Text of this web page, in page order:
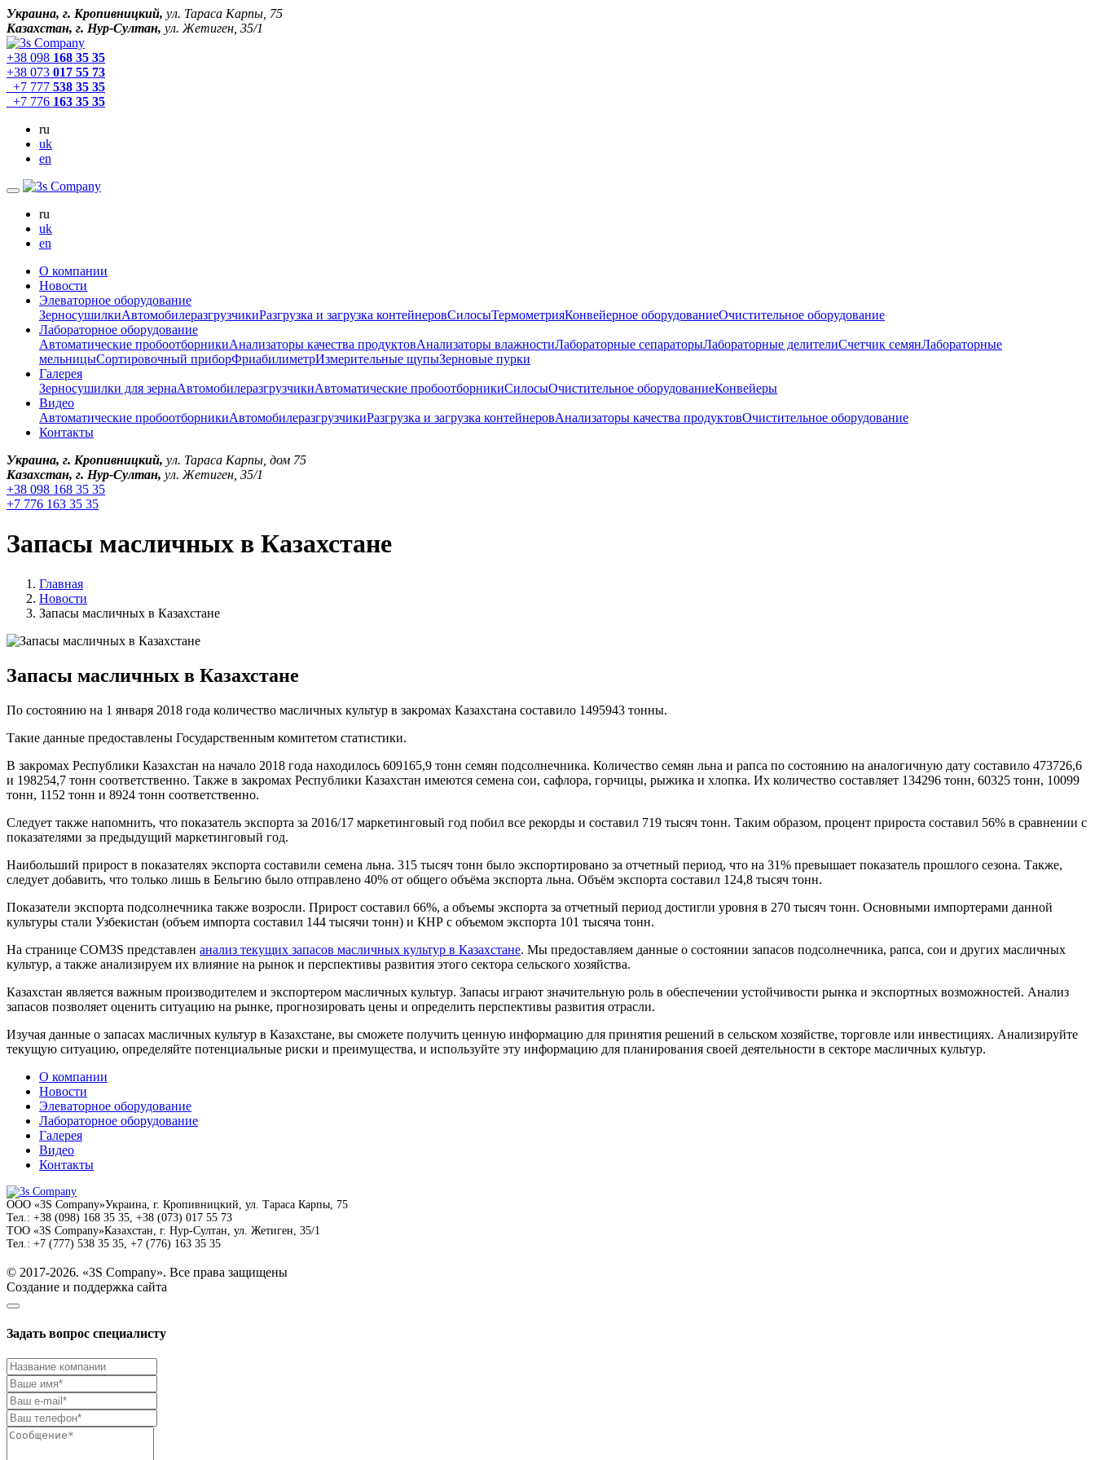
Украина, г. Кропивницкий, ул. Тараса Карпы, 75
Казахстан, г. Нур-Султан, ул. Жетиген, 35/1
+38 098 168 35 35
+38 073 017 55 73
+7 777 538 35 35
+7 776 163 35 35
ru
uk
en
ru
uk
en
О компании
Новости
Элеваторное оборудование
ЗерносушилкиАвтомобилеразгрузчикиРазгрузка и загрузка контейнеровСилосыТермометрияКонвейерное оборудованиеОчистительное оборудование
Лабораторное оборудование
Автоматические пробоотборникиАнализаторы качества продуктовАнализаторы влажностиЛабораторные сепараторыЛабораторные делителиСчетчик семянЛабораторные
мельницыСортировочный приборФриабилиметрИзмерительные щупыЗерновые пурки
Галерея
Зерносушилки для зернаАвтомобилеразгрузчикиАвтоматические пробоотборникиСилосыОчистительное оборудованиеКонвейеры
Видео
Автоматические пробоотборникиАвтомобилеразгрузчикиРазгрузка и загрузка контейнеровАнализаторы качества продуктовОчистительное оборудование
Контакты
Украина, г. Кропивницкий, ул. Тараса Карпы, дом 75
Казахстан, г. Нур-Султан, ул. Жетиген, 35/1
+38 098 168 35 35
+7 776 163 35 35
Запасы масличных в Казахстане
Главная
Новости
Запасы масличных в Казахстане
Запасы масличных в Казахстане
По состоянию на 1 января 2018 года количество масличных культур в закромах Казахстана составило 1495943 тонны.
Такие данные предоставлены Государственным комитетом статистики.
В закромах Республики Казахстан на начало 2018 года находилось 609165,9 тонн семян подсолнечника. Количество семян льна и рапса по состоянию на аналогичную дату составило 473726,6
и 198254,7 тонн соответственно. Также в закромах Республики Казахстан имеются семена сои, сафлора, горчицы, рыжика и хлопка. Их количество составляет 134296 тонн, 60325 тонн, 10099
тонн, 1152 тонн и 8924 тонн соответственно.
Следует также напомнить, что показатель экспорта за 2016/17 маркетинговый год побил все рекорды и составил 719 тысяч тонн. Таким образом, процент прироста составил 56% в сравнении с
показателями за предыдущий маркетинговый год.
Наибольший прирост в показателях экспорта составили семена льна. 315 тысяч тонн было экспортировано за отчетный период, что на 31% превышает показатель прошлого сезона. Также,
следует добавить, что только лишь в Бельгию было отправлено 40% от общего объёма экспорта льна. Объём экспорта составил 124,8 тысяч тонн.
Показатели экспорта подсолнечника также возросли. Прирост составил 66%, а объемы экспорта за отчетный период достигли уровня в 270 тысяч тонн. Основными импортерами данной
культуры стали Узбекистан (объем импорта составил 144 тысячи тонн) и КНР с объемом экспорта 101 тысяча тонн.
На странице COM3S представлен анализ текущих запасов масличных культур в Казахстане. Мы предоставляем данные о состоянии запасов подсолнечника, рапса, сои и других масличных
культур, а также анализируем их влияние на рынок и перспективы развития этого сектора сельского хозяйства.
Казахстан является важным производителем и экспортером масличных культур. Запасы играют значительную роль в обеспечении устойчивости рынка и экспортных возможностей. Анализ
запасов позволяет оценить ситуацию на рынке, прогнозировать цены и определить перспективы развития отрасли.
Изучая данные о запасах масличных культур в Казахстане, вы сможете получить ценную информацию для принятия решений в сельском хозяйстве, торговле или инвестициях. Анализируйте
текущую ситуацию, определяйте потенциальные риски и преимущества, и используйте эту информацию для планирования своей деятельности в секторе масличных культур.
О компании
Новости
Элеваторное оборудование
Лабораторное оборудование
Галерея
Видео
Контакты
ООО «3S Company»Украина, г. Кропивницкий, ул. Тараса Карпы, 75
Тел.: +38 (098) 168 35 35, +38 (073) 017 55 73
ТОО «3S Company»Казахстан, г. Нур-Султан, ул. Жетиген, 35/1
Тел.: +7 (777) 538 35 35, +7 (776) 163 35 35
© 2017-2026. «3S Company». Все права защищены
Создание и поддержка сайта
Задать вопрос специалисту